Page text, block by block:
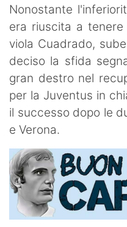
Nonostante
era riuscita a
viola Cuadrado,
deciso la sfida
gran destro nel
per la Juventus in
il successo dopo le
e Verona.